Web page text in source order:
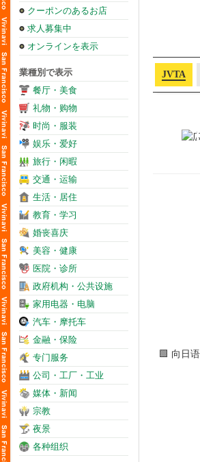
クーポンのあるお店
求人募集中
オンラインを表示
業種別で表示
餐厅・美食
礼物・购物
时尚・服装
娱乐・爱好
旅行・闲暇
交通・运输
生活・居住
教育・学习
婚丧喜庆
美容・健康
医院・诊所
政府机构・公共设施
家用电器・电脑
汽车・摩托车
金融・保险
专门服务
公司・工厂・工业
媒体・新闻
宗教
夜景
各种组织
JVTA